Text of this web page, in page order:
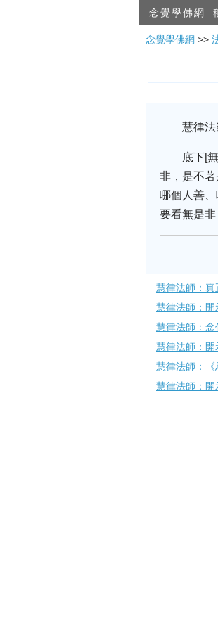
念覺學佛網
念覺學佛網 >>
慧律
底下[
非，是不
哪個人善
要看無是
慧律法師：
慧律法師：開
慧律法師：念
慧律法師：開
慧律法師：
慧律法師：開